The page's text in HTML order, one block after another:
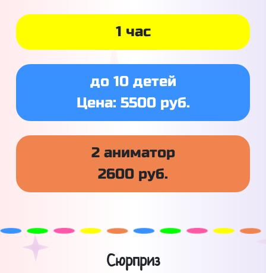
1 час
до 10 детей
Цена: 5500 руб.
2 аниматор
2600 руб.
Сюрприз